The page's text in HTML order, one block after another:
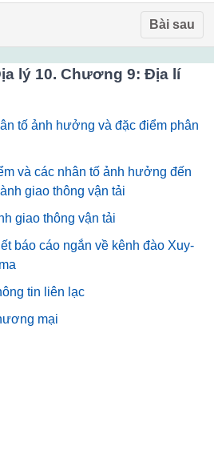
Bài sau
lý 10. Chương 9: Địa lí
tố ảnh hưởng và đặc điểm phân
và các nhân tố ảnh hưởng đến
giao thông vận tải
giao thông vận tải
báo cáo ngắn về kênh đào Xuy-
tin liên lạc
mại